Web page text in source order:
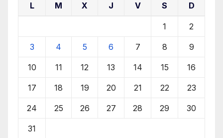
L M X J V S D
1 2
3 4 5 6 7 8 9
10 11 12 13 14 15 16
17 18 19 20 21 22 23
24 25 26 27 28 29 30
31